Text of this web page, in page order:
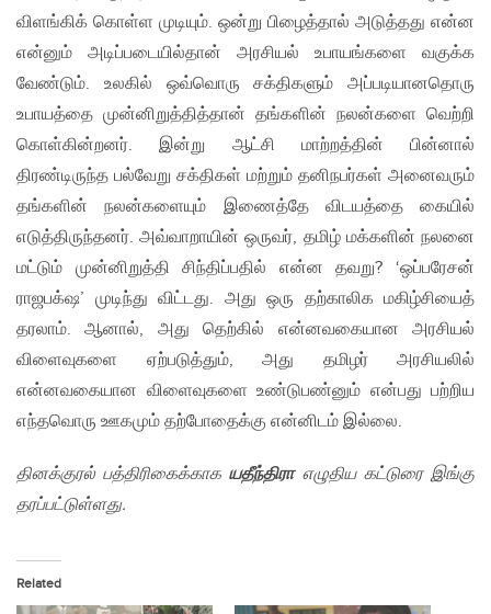
விளங்கிக் கொள்ள முடியும். ஒன்று பிழைத்தால் அடுத்தது என்ன
என்னும் அடிப்படையில்தான் அரசியல் உபாயங்களை வகுக்க
வேண்டும். உலகில் ஒவ்வொரு சக்திகளும் அப்படியானதொரு
உபாயத்தை முன்னிறுத்தித்தான் தங்களின் நலன்களை வெற்றி
கொள்கின்றனர். இன்று ஆட்சி மாற்றத்தின் பின்னால்
திரண்டிருந்த பல்வேறு சக்திகள் மற்றும் தனிநபர்கள் அனைவரும்
தங்களின் நலன்களையும் இணைத்தே விடயத்தை கையில்
எடுத்திருந்தனர். அவ்வாறாயின் ஒருவர், தமிழ் மக்களின் நலனை
மட்டும் முன்னிறுத்தி சிந்திப்பதில் என்ன தவறு? ‘ஒப்பரேசன்
ராஜபக்‌ஷ’ முடிந்து விட்டது. அது ஒரு தற்காலிக மகிழ்சியைத்
தரலாம். ஆனால், அது தெற்கில் என்னவகையான அரசியல்
விளைவுகளை ஏற்படுத்தும், அது தமிழர் அரசியலில்
என்னவகையான விளைவுகளை உண்டுபண்னும் என்பது பற்றிய
எந்தவொரு ஊகமும் தற்போதைக்கு என்னிடம் இல்லை.
தினக்குரல் பத்திரிகைக்காகயதீந்திராஎழுதிய கட்டுரை இங்கு
தரப்பட்டுள்ளது.
Related